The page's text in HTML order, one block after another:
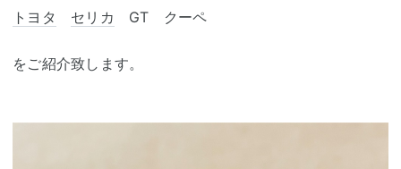
トヨタ セリカ GT クーペ
をご紹介致します。